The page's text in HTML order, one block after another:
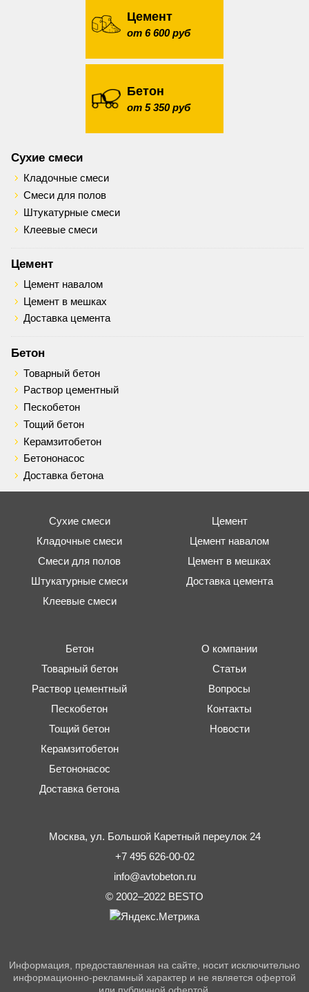
Цемент
от 6 600 руб
Бетон
от 5 350 руб
Сухие смеси
Кладочные смеси
Смеси для полов
Штукатурные смеси
Клеевые смеси
Цемент
Цемент навалом
Цемент в мешках
Доставка цемента
Бетон
Товарный бетон
Раствор цементный
Пескобетон
Тощий бетон
Керамзитобетон
Бетононасос
Доставка бетона
Сухие смеси
Кладочные смеси
Смеси для полов
Штукатурные смеси
Клеевые смеси
Цемент
Цемент навалом
Цемент в мешках
Доставка цемента
Бетон
Товарный бетон
Раствор цементный
Пескобетон
Тощий бетон
Керамзитобетон
Бетононасос
Доставка бетона
О компании
Статьи
Вопросы
Контакты
Новости
Москва, ул. Большой Каретный переулок 24
+7 495 626-00-02
info@avtobeton.ru
© 2002–2022 BESTO
Информация, предоставленная на сайте, носит исключительно
информационно-рекламный характер и не является офертой